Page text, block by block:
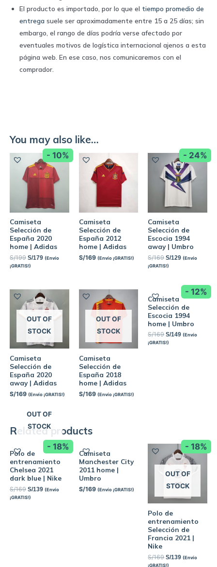
El producto es importado, por lo que el tiempo promedio de
entrega suele ser aproximadamente entre 15 a 25 días; sin
embargo, el rango de días podría verse afectado por
eventuales motivos de logística internacional ajenos a esta
página web. En ese caso, nos comunicaremos con el
comprador.
You may also like…
- 10%
Camiseta
Selección de
España 2020
home | Adidas
S/199 S/179 (Envío
¡GRATIS!)
Camiseta
Selección de
España 2012
home | Adidas
S/169 (Envío ¡GRATIS!)
- 24%
Camiseta
Selección de
Escocia 1994
away | Umbro
S/169 S/129 (Envío
¡GRATIS!)
OUT OF
STOCK
Camiseta
Selección de
España 2020
away | Adidas
S/169 (Envío ¡GRATIS!)
OUT OF
STOCK
Camiseta
Selección de
España 2018
home | Adidas
S/169 (Envío ¡GRATIS!)
- 12%
Camiseta
Selección de
Escocia 1994
home | Umbro
S/169 S/149 (Envío
¡GRATIS!)
Related products
- 18%
OUT OF
STOCK
Polo de
entrenamiento
Chelsea 2021
dark blue | Nike
S/169 S/139 (Envío
¡GRATIS!)
Camiseta
Manchester City
2011 home |
Umbro
S/169 (Envío ¡GRATIS!)
- 18%
OUT OF
STOCK
Polo de
entrenamiento
Selección de
Francia 2021 |
Nike
S/169 S/139 (Envío
¡GRATIS!)